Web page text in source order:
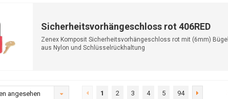
Sicherheitsvorhängeschloss rot 406RED
Zenex Komposit Sicherheitsvorhängeschloss rot mit (6mm) Bügel
aus Nylon und Schlüsselrückhaltung
angesehen 1 2 3 4 5 94